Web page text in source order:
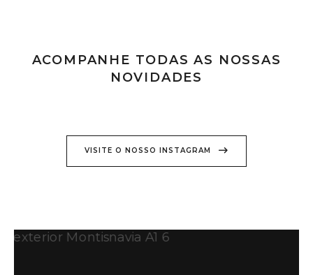
ACOMPANHE TODAS AS NOSSAS
NOVIDADES
VISITE O NOSSO INSTAGRAM